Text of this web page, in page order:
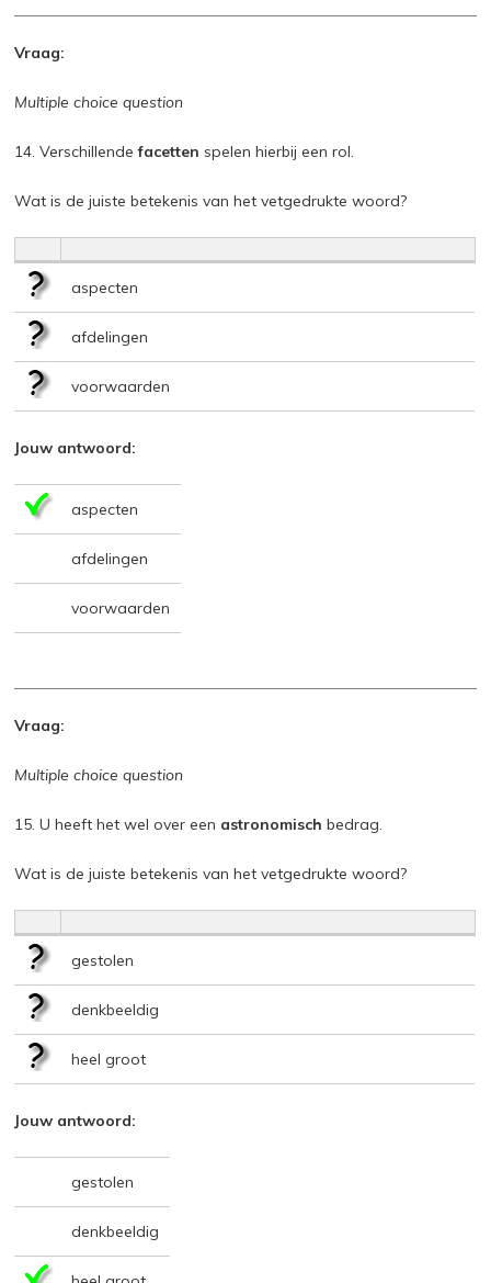
Vraag:
Multiple choice question
14. Verschillendefacetten spelen hierbij een rol.
Wat is de juiste betekenis van het vetgedrukte woord?
aspecten
afdelingen
voorwaarden
Jouw antwoord:
aspecten
afdelingen
voorwaarden
Vraag:
Multiple choice question
15. U heeft het wel over een astronomisch bedrag.
Wat is de juiste betekenis van het vetgedrukte woord?
gestolen
denkbeeldig
heel groot
Jouw antwoord:
gestolen
denkbeeldig